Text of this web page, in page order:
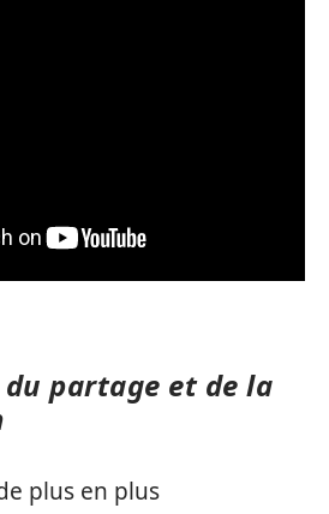
du partage et de la
plus en plus